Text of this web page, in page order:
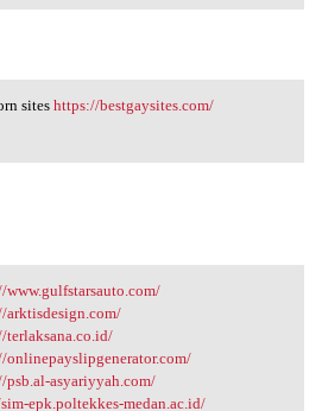
sites https:/
sites https://bestgaysites.com/
www.gulfstarsauto.com/
arktisdesign.com/
terlaksana.co.id/
onlinepayslipgenerator.com/
psb.al-asyariyyah.com/
epk.poltekkes-medan.ac.id/